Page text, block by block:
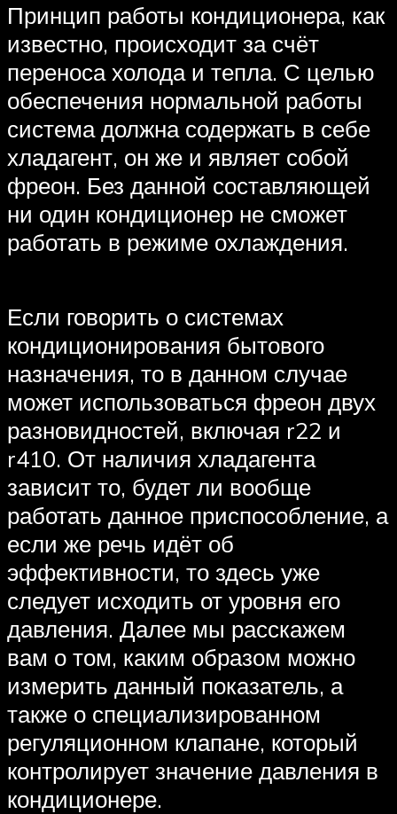
Принцип работы кондиционера, как
известно, происходит за счёт
переноса холода и тепла. С целью
обеспечения нормальной работы
система должна содержать в себе
хладагент, он же и являет собой
фреон. Без данной составляющей
ни один кондиционер не сможет
работать в режиме охлаждения.
Если говорить о системах
кондиционирования бытового
назначения, то в данном случае
может использоваться фреон двух
разновидностей, включая r22 и
r410. От наличия хладагента
зависит то, будет ли вообще
работать данное приспособление, а
если же речь идёт об
эффективности, то здесь уже
следует исходить от уровня его
давления. Далее мы расскажем
вам о том, каким образом можно
измерить данный показатель, а
также о специализированном
регуляционном клапане, который
контролирует значение давления в
кондиционере.